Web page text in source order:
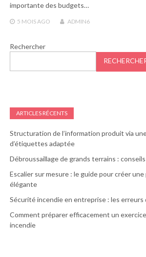
importante des budgets…
5 MOISAGO ADMIN6
Rechercher
ARTICLES RÉCENTS
Structuration de l’information produit via
d’étiquettes adaptée
Débroussaillage de grands terrains :
Escalier sur mesure : le guide pour créer
élégante
Sécurité incendie en entreprise : les
Comment préparer efficacement un exercice
incendie